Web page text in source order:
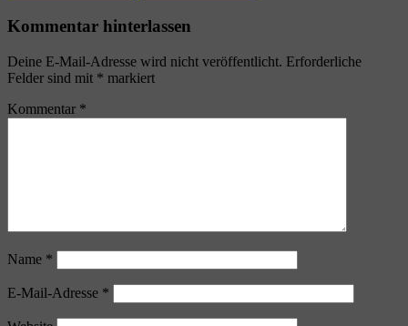
Kommentar hinterlassen
Deine E-Mail-Adresse wird nicht veröffentlicht. Erforderliche
Felder sind mit * markiert
Kommentar *
Name *
E-Mail-Adresse *